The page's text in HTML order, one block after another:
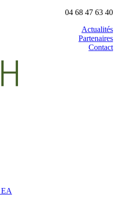
04 68 47 63 40
Actualités
Partenaires
Contact